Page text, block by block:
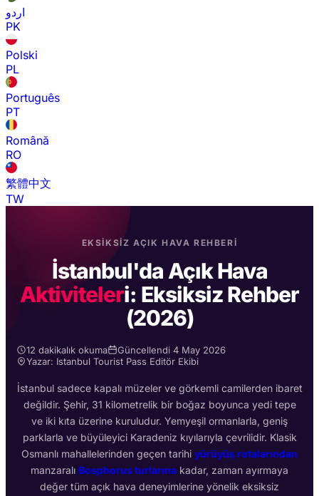
اردو
PK
Polski
PL
Português
PT
Română
RO
繁體中文
TW
EKSIKSIZ AÇIK HAVA REHBERI
İstanbul'da Açık Hava
Aktiviteleri: Eksiksiz Rehber
(2026)
12 dakikalık okuma
Güncellendi 4 May 2026
Yazar: Istanbul Tourist Pass Editör Ekibi
İstanbul sadece kapalı müzeler ve görkemli camilerden ibaret
değildir. Şehir, 31 kilometrelik bir boğaz boyunca yedi tepe
ve iki kıta üzerine kuruludur. Yemyeşil ormanlarla, geniş
parklarla ve büyüleyici Karadeniz kıyılarıyla çevrilidir. Klasik
Osmanlı mahallelerinden geçen tarihi yürüyüş rotalarından
manzaralı Bosphorus turlarına kadar, zaman ayırmaya
değer tüm açık hava deneyimlerine yönelik eksiksiz